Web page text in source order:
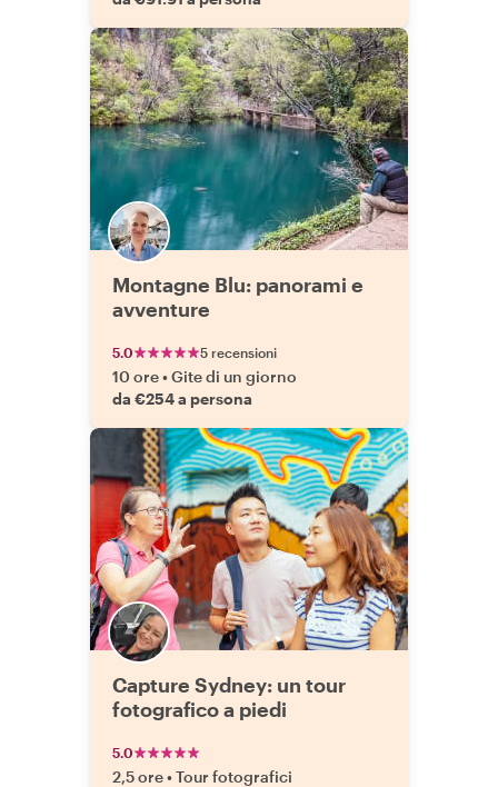
Montagne Blu: panorami e
avventure
5.0 5 recensioni
10 ore•Gite di un giorno
da €254 a persona
Capture Sydney: un tour
fotografico a piedi
5.0
2,5 ore•Tour fotografici